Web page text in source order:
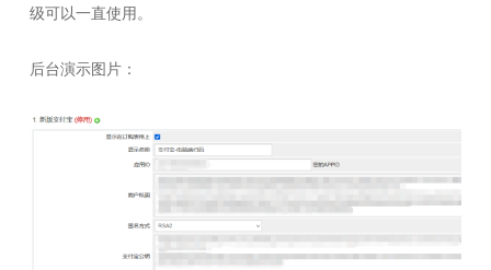
级可以一直使用。
后台演示图片：